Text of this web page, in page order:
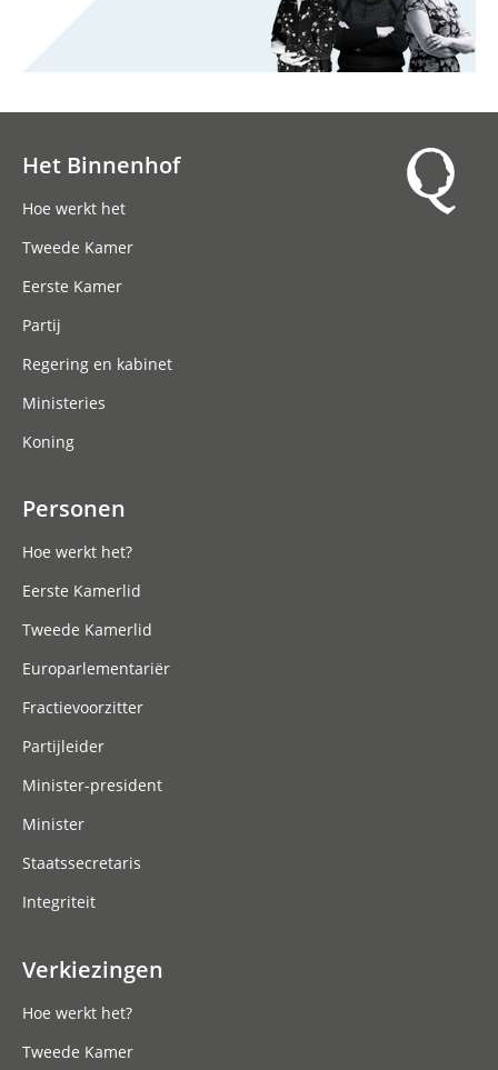
Het Binnenhof
Hoe werkt het
Tweede Kamer
Eerste Kamer
Partij
Regering en kabinet
Ministeries
Koning
Personen
Hoe werkt het?
Eerste Kamerlid
Tweede Kamerlid
Europarlementariër
Fractievoorzitter
Partijleider
Minister-president
Minister
Staatssecretaris
Integriteit
Verkiezingen
Hoe werkt het?
Tweede Kamer